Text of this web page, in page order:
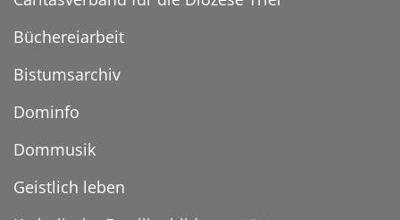
Büchereiarbeit
Bistumsarchiv
Dominfo
Dommusik
Geistlich leben